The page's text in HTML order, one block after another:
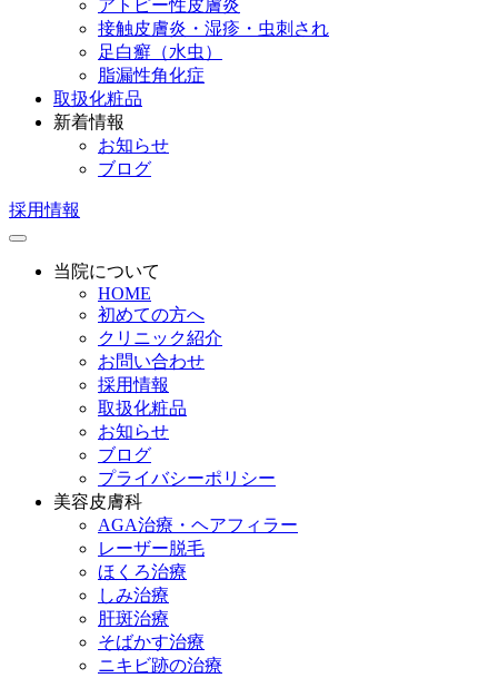
アトピー性皮膚炎
接触皮膚炎・湿疹・虫刺され
足白癬（水虫）
脂漏性角化症
取扱化粧品
新着情報
お知らせ
ブログ
採用情報
当院について
HOME
初めての方へ
クリニック紹介
お問い合わせ
採用情報
取扱化粧品
お知らせ
ブログ
プライバシーポリシー
美容皮膚科
AGA治療・ヘアフィラー
レーザー脱毛
ほくろ治療
しみ治療
肝斑治療
そばかす治療
ニキビ跡の治療